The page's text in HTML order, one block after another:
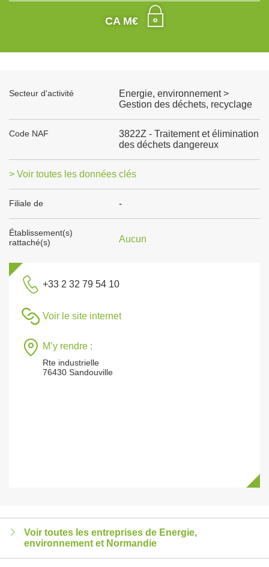
CA M€
Secteur d'activité
Energie, environnement >
Gestion des déchets, recyclage
Code NAF
3822Z - Traitement et élimination
des déchets dangereux
> Voir toutes les données clés
Filiale de -
Établissement(s)
rattaché(s)
Aucun
+33 2 32 79 54 10
Voir le site internet
M’y rendre :
Rte industrielle
76430 Sandouville
Voir toutes les entreprises de Energie,
environnement et Normandie